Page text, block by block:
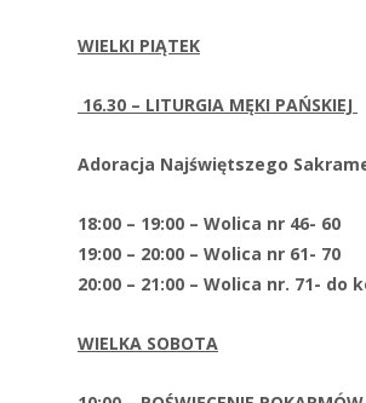
WIELKI PIĄTEK
16.30 – LITURGIA MĘKI PAŃSKIEJ
Adoracja Najświętszego
18:00 – 19:00 – Wolica nr 46- 60
19:00 – 20:00 – Wolica nr 61- 70
20:00 – 21:00 – Wolica nr. 71- do
WIELKA SOBOTA